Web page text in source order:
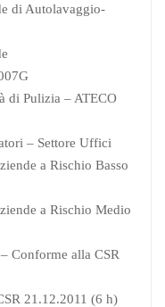
di Autolavaggio-
di Pulizia – ATECO
– Settore Uffici
a Rischio Basso
a Rischio Medio
Conforme alla CSR
21.12.2011 (6 h)